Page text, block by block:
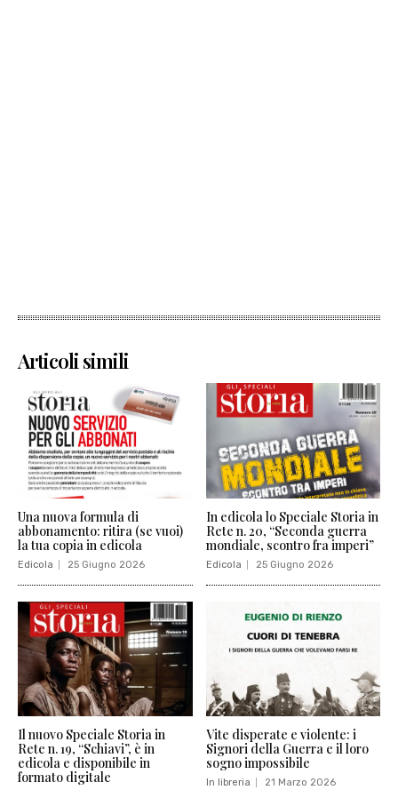
Articoli simili
Una nuova formula di
abbonamento: ritira (se vuoi)
la tua copia in edicola
Edicola 25 Giugno 2026
In edicola lo Speciale Storia in
Rete n. 20, “Seconda guerra
mondiale, scontro fra imperi”
Edicola 25 Giugno 2026
Il nuovo Speciale Storia in
Rete n. 19, “Schiavi”, è in
edicola e disponibile in
formato digitale
Vite disperate e violente: i
Signori della Guerra e il loro
sogno impossibile
In libreria 21 Marzo 2026